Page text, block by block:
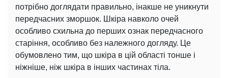
потрібно доглядати правильно, інакше не уникнути
передчасних зморшок. Шкіра навколо очей
особливо схильна до перших ознак передчасного
старіння, особливо без належного догляду. Це
обумовлено тим, що шкіра в цій області тонше і
ніжніше, ніж шкіра в інших частинах тіла.